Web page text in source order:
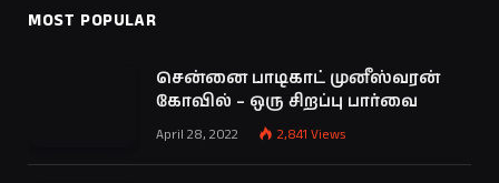
MOST POPULAR
சென்னை பாடிகாட் முனீஸ்வரன்
கோவில் – ஒரு சிறப்பு பார்வை
April 28, 2022 2,841 Views